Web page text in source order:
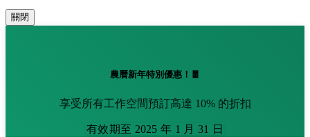
關閉
農曆新年特別優惠！🧧
享受所有工作空間預訂高達 10% 的折扣
有效期至 2025 年 1 月 31 日